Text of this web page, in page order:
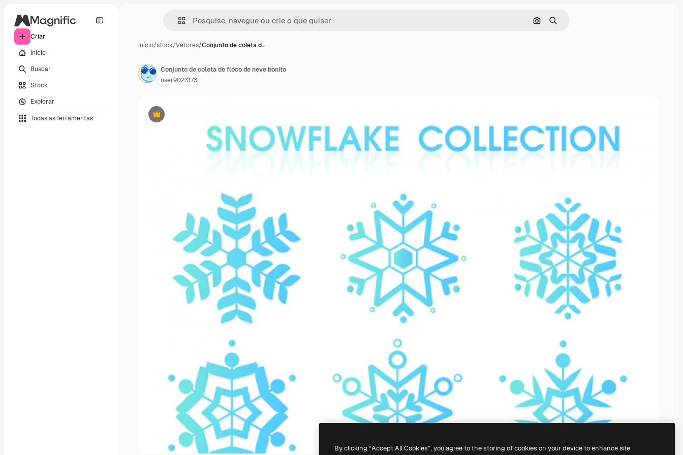
Criar
Início
Buscar
Stock
Explorar
Todas as ferramentas
Pesquisar por imagem
Buscar
Início/stock/Vetores/Conjunto de coleta d…
Premium
Conjunto de coleta de floco de neve bonito
user9023173
By clicking “Accept All Cookies”, you agree to the storing of cookies on your device to enhance site